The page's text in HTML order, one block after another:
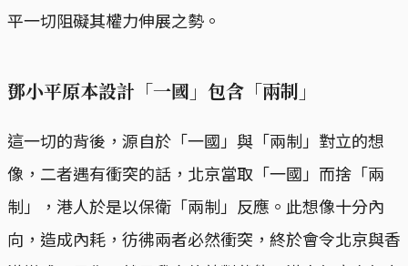
平一切阻礙其權力伸展之勢。
鄧小平原本設計「一國」包含「兩制」
這一切的背後，源自於「一國」與「兩制」對立的想
像，二者遇有衝突的話，北京當取「一國」而捨「兩
制」，港人於是以保衛「兩制」反應。此想像十分內
向，造成內耗，彷彿兩者必然衝突，終於會令北京與香